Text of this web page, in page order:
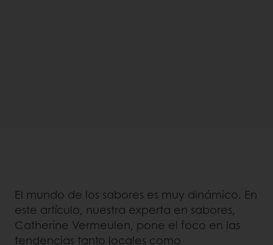
El mundo de los sabores es muy dinámico. En
este artículo, nuestra experta en sabores,
Catherine Vermeulen, pone el foco en las
tendencias tanto locales como